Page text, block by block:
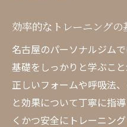
名古屋での成功
効率的なトレー
個別カスタマイ
フィットネスライフ
ジムの魅力とは
効率的なトレーニングの
名古屋のパーソナルジム
基礎をしっかりと学ぶこ
正しいフォームや呼吸法
と効果について丁寧に指
くかつ安全にトレーニン